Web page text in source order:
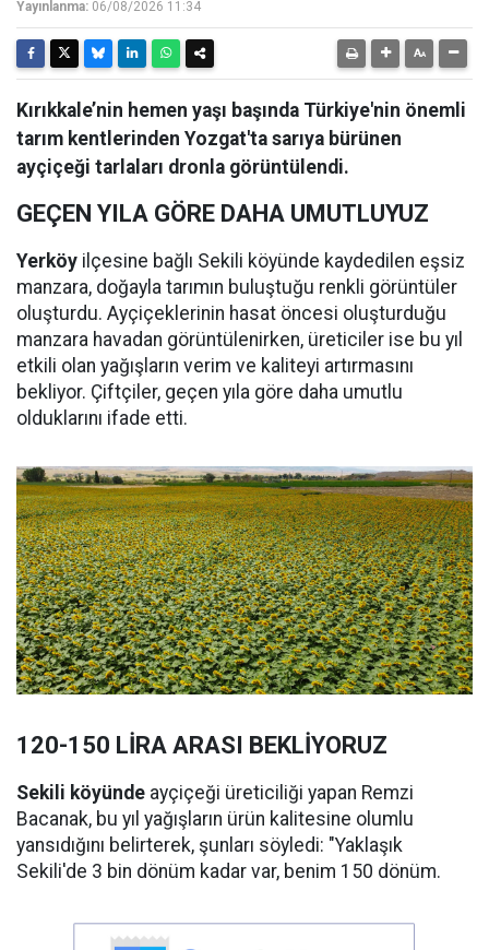
Yayınlanma: 06/08/2026 11:34
Kırıkkale’nin hemen yaşı başında Türkiye'nin önemli
tarım kentlerinden Yozgat'ta sarıya bürünen
ayçiçeği tarlaları dronla görüntülendi.
GEÇEN YILA GÖRE DAHA UMUTLUYUZ
Yerköy ilçesine bağlı Sekili köyünde kaydedilen eşsiz
manzara, doğayla tarımın buluştuğu renkli görüntüler
oluşturdu. Ayçiçeklerinin hasat öncesi oluşturduğu
manzara havadan görüntülenirken, üreticiler ise bu yıl
etkili olan yağışların verim ve kaliteyi artırmasını
bekliyor. Çiftçiler, geçen yıla göre daha umutlu
olduklarını ifade etti.
120-150 LİRA ARASI BEKLİYORUZ
Sekili köyünde ayçiçeği üreticiliği yapan Remzi
Bacanak, bu yıl yağışların ürün kalitesine olumlu
yansıdığını belirterek, şunları söyledi: "Yaklaşık
Sekili'de 3 bin dönüm kadar var, benim 150 dönüm.